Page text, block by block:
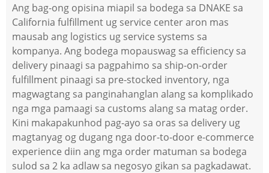
Ang bag-ong opisina miapil sa bodega sa DNAKE sa
California fulfillment ug service center aron mas
mausab ang logistics ug service systems sa
kompanya. Ang bodega mopauswag sa efficiency sa
delivery pinaagi sa pagpahimo sa ship-on-order
fulfillment pinaagi sa pre-stocked inventory, nga
magwagtang sa panginahanglan alang sa komplikado
nga mga pamaagi sa customs alang sa matag order.
Kini makapakunhod pag-ayo sa oras sa delivery ug
magtanyag og dugang nga door-to-door e-commerce
experience diin ang mga order matuman sa bodega
sulod sa 2 ka adlaw sa negosyo gikan sa pagkadawat.